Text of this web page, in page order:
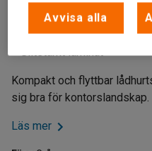
Lättrullande hjul med lås
Låsbara lådor
Slitstarkt laminat
Kompakt och flyttbar
sig bra för kontorslandskap.
Läs mer
Avvisa alla